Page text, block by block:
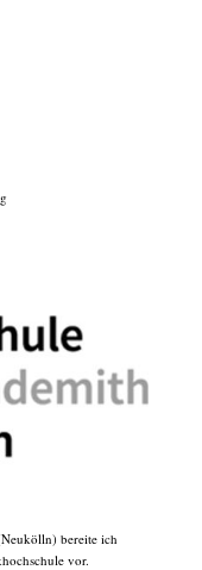
bereite ich
vor.